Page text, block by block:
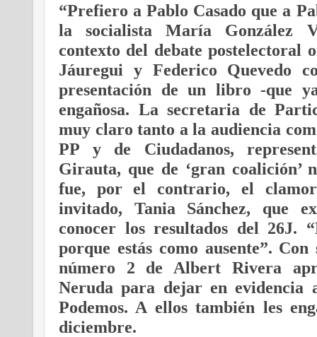
“Prefiero a Pablo Casado que a
la socialista María González
contexto del debate postelectoral
Jáuregui y Federico Quevedo
presentación de un libro -que
engañosa. La secretaria de
muy claro tanto a la audiencia
PP y de Ciudadanos,
Girauta, que de ‘gran coalición’
fue, por el contrario, el
invitado, Tania Sánchez, que
conocer los resultados del 26J.
porque estás como ausente”.
número 2 de Albert Rivera
Neruda para dejar en evidencia
Podemos. A ellos también les
diciembre.